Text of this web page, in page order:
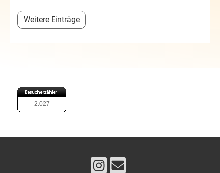
Weitere Einträge
2.027